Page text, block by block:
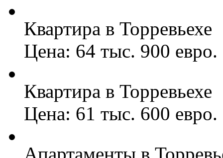
Квартира в Торревьехе
Цена: 64 тыс. 900 евро.
Квартира в Торревьехе
Цена: 61 тыс. 600 евро.